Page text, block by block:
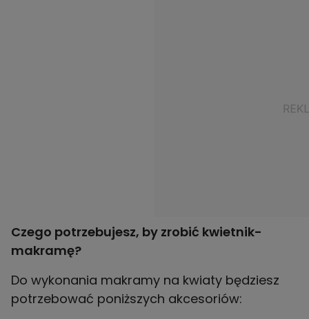
Czego potrzebujesz, by zrobić kwietnik-
makramę?
Do wykonania makramy na kwiaty będziesz
potrzebować poniższych akcesoriów: